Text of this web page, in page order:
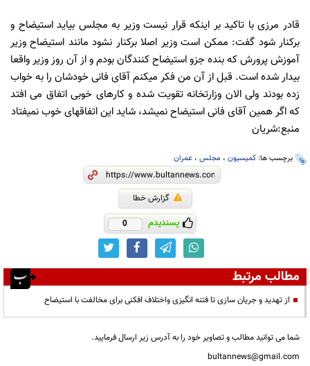
قادر مرزی با تاکید بر اینکه قرار نیست وزیر به مجلس بیاید استیضاح و
برکنار شود گفت: ممکن است وزیر اصلا برکنار نشود مانند استیضاح وزیر
آموزش پرورش که بنده جزو استیضاح کنندگان بودم و از آن روز وزیر واقعا
بیدار شده است. قبل از آن من فکر میکنم آقای فانی خودشان را به خواب
زده بودند ولی الان وزارتخانه تقویت شده و کارهای خوبی اتفاق می افتد
که اگر همین آقای فانی استیضاح نمیشد، شاید این اتفاقهای خوب نمیفتاد
منبع:شریان
برچسب ها: کمیسیون ، مجلس ، عمران
گزارش خطا
پسندیدم 0
مطالب مرتبط
از تهدید و جریان سازی تا فتنه انگیزی واختلاف افکنی برای مخالفت با استیضاح
شما می توانید مطالب و تصاویر خود را به آدرس زیر ارسال فرمایید.
bultannews@gmail.com